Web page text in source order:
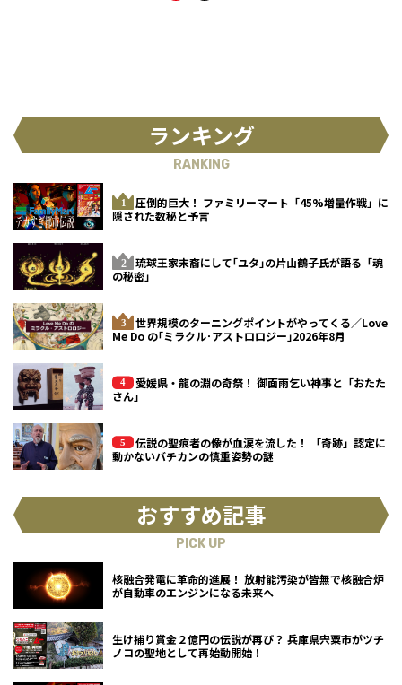
ランキング
RANKING
圧倒的巨大！ ファミリーマート「45%増量作戦」に
隠された数秘と予言
琉球王家末裔にして｢ユタ｣の片山鶴子氏が語る「魂
の秘密」
世界規模のターニングポイントがやってくる／Love
Me Do の｢ミラクル･アストロロジー｣2026年8月
愛媛県・龍の淵の奇祭！ 御面雨乞い神事と「おたた
さん」
伝説の聖痕者の像が血涙を流した！ 「奇跡」認定に
動かないバチカンの慎重姿勢の謎
おすすめ記事
PICK UP
核融合発電に革命的進展！ 放射能汚染が皆無で核融合炉
が自動車のエンジンになる未来へ
生け捕り賞金２億円の伝説が再び？ 兵庫県宍粟市がツチ
ノコの聖地として再始動開始！